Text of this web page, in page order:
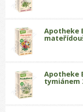
Apotheke
Apotheke
tymiánem